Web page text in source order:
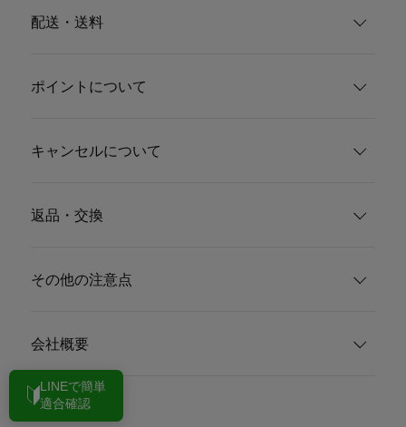
配送・送料
ポイントについて
キャンセルについて
返品・交換
その他の注意点
会社概要
LINEで簡単
適合確認